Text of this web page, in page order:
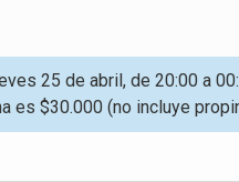
25 de abril, de 20:00 a
es $30.000 (no incluye